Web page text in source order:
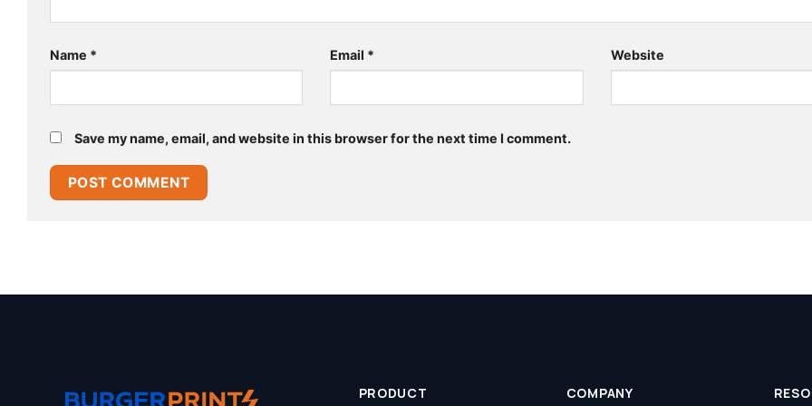
Name * Email * Website
Save my name, email, and website in this browser for the next time I comment.
PRODUCT COMPANY